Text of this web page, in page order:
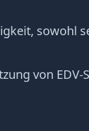
sowohl
von